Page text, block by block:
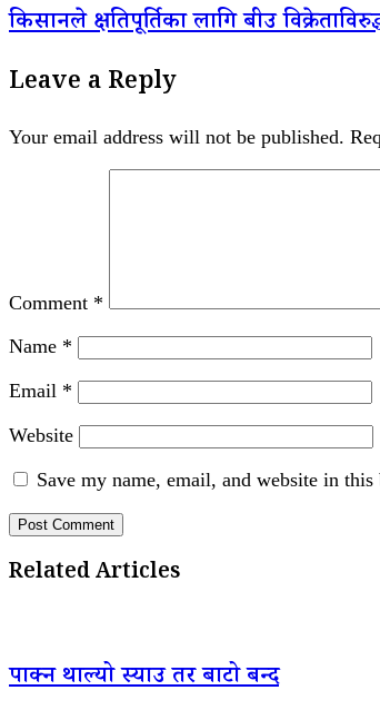
किसानले क्षतिपूर्तिका लागि बीउ
Leave a Reply
Your email address will not be published.
Comment *
Name *
Email *
Website
Save my name, email, and website in
Related Articles
पाक्न थाल्यो स्याउ तर बाटो बन्द